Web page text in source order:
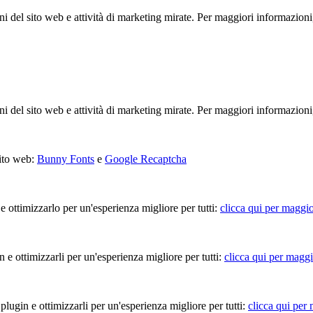
del sito web e attività di marketing mirate. Per maggiori
del sito web e attività di marketing mirate. Per maggiori
web: Bunny Fonts e Google Recaptcha
per un'esperienza migliore per tutti: clicca qui per
ottimizzarli per un'esperienza migliore per tutti: clicca qui per
e ottimizzarli per un'esperienza migliore per tutti: clicca qui per